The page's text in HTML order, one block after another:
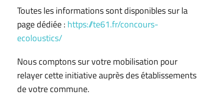
Toutes les informations sont disponibles sur la
page dédiée : https://te61.fr/concours-
ecoloustics/
Nous comptons sur votre mobilisation pour
relayer cette initiative auprès des établissements
de votre commune.